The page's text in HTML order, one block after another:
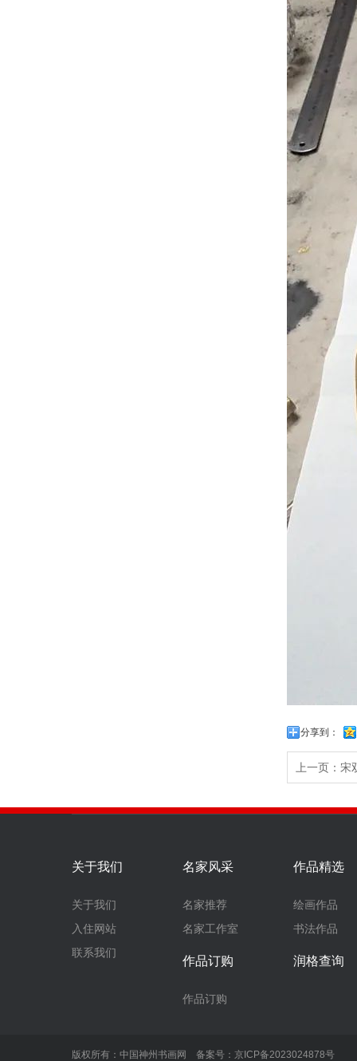
分享到：
上一页： 宋
关于我们
关于我们
入住网站
联系我们
名家风采
名家推荐
名家工作室
作品精选
绘画作品
书法作品
作品订购
作品订购
润格查询
版权所有：中国神州书画网 备案号： 京ICP备2023024878号